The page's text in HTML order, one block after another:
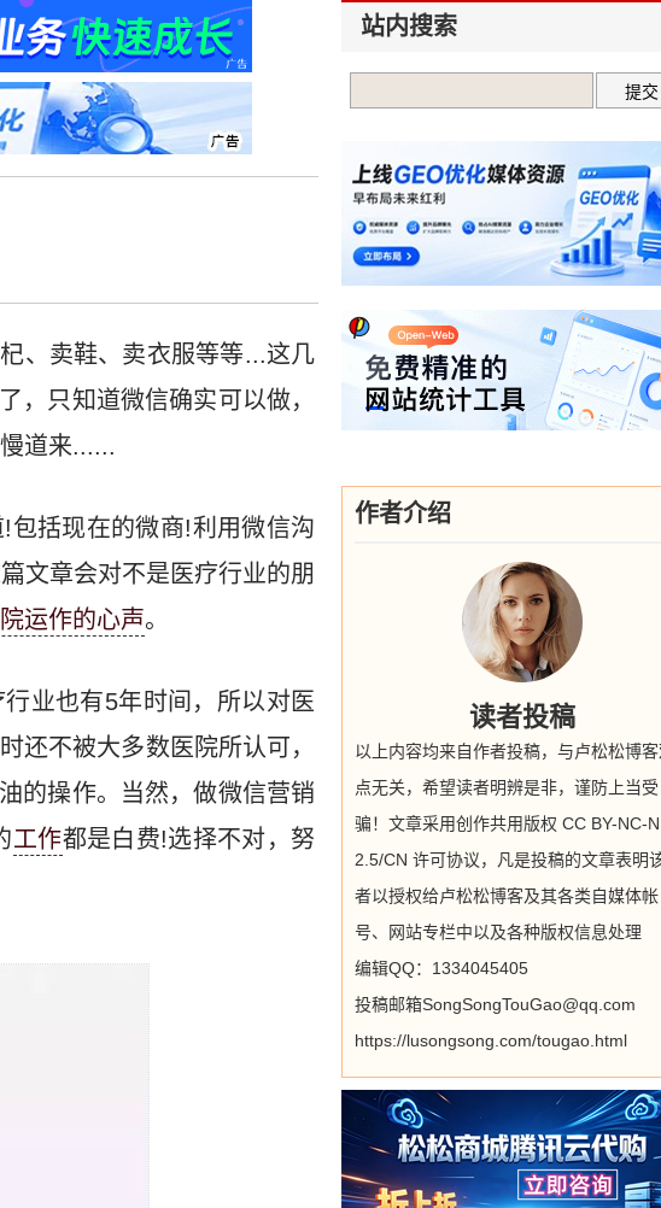
、卖鞋、卖衣服等等...这几
，只知道微信确实可以做，
道来......
包括现在的微商!利用微信沟
文章会对不是医疗行业的朋
运作的心声。
业也有5年时间，所以对医
还不被大多数医院所认可，
的操作。当然，做微信营销
工作都是白费!选择不对，努
站内搜索
作者介绍
读者投稿
以上内容均来自作者投稿，与卢松松博
点无关，希望读者明辨是非，谨防上当受
骗！文章采用创作共用版权 CC BY-NC-
2.5/CN 许可协议，凡是投稿的文章表明
者以授权给卢松松博客及其各类自媒体帐
号、网站专栏中以及各种版权信息处理
编辑QQ：1334045405
投稿邮箱SongSongTouGao@qq.com
https://lusongsong.com/tougao.html